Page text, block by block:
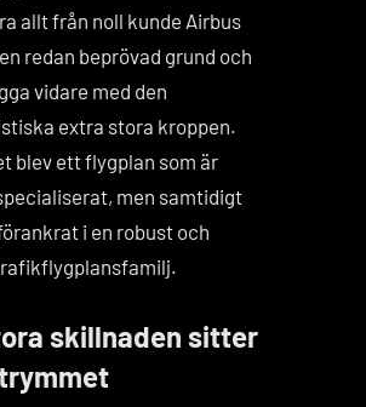
allt från noll kunde Airbus
redan beprövad grund och
vidare med den
extra stora kroppen.
blev ett flygplan som är
men samtidigt
i en robust och
skillnaden sitter